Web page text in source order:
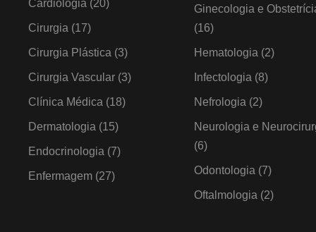
Cardiologia (20)
Cirurgia (17)
Cirurgia Plástica (3)
Cirurgia Vascular (3)
Clínica Médica (18)
Dermatologia (15)
Endocrinologia (7)
Enfermagem (27)
Ginecologia e
(16)
Hematologia (2)
Infectologia (8)
Nefrologia (2)
Neurologia e
(6)
Odontologia (7)
Oftalmologia (2)